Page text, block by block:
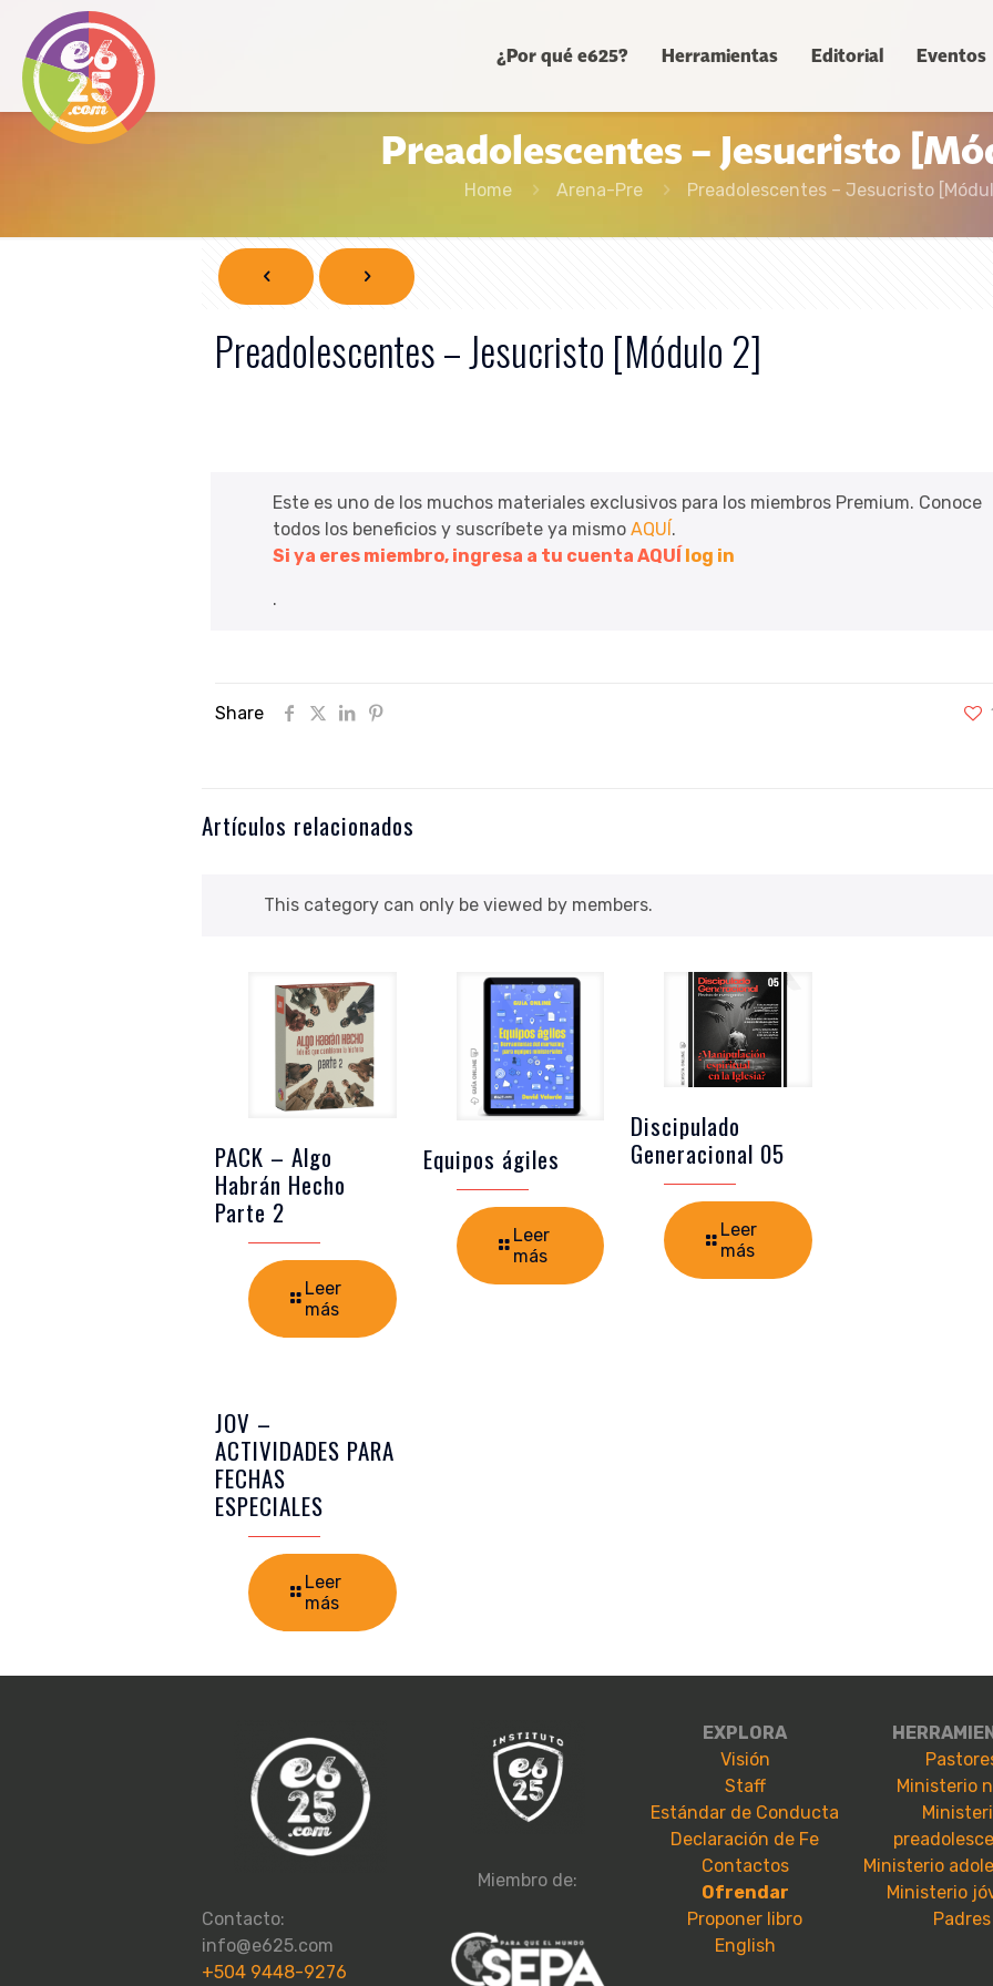
¿Por qué e625? Herramientas Editorial Eventos
Preadolescentes – Jesucristo
Home Arena-Pre Preadolescentes – Jesucristo
Preadolescentes – Jesucristo [Módulo 2]
Este es uno de los muchos materiales exclusivos para los miembros Premium. Conoce
todos los beneficios y suscríbete ya mismo AQUÍ.
Si ya eres miembro, ingresa a tu cuenta AQUÍ log in
.
Share
Artículos relacionados
This category can only be viewed by members.
PACK – Algo
Habrán Hecho
Parte 2
Leer
más
Equipos ágiles
Leer
más
Discipulado
Generacional 05
Leer
más
JOV –
ACTIVIDADES PARA
FECHAS
ESPECIALES
Leer
más
Contacto:
info@e625.com
+504 9448-9276
Miembro de:
EXPLORA
Visión
Staff
Estándar de Conducta
Declaración de Fe
Contactos
Ofrendar
Proponer libro
English
Ministerio
Ministerio
Ministerio
Padres